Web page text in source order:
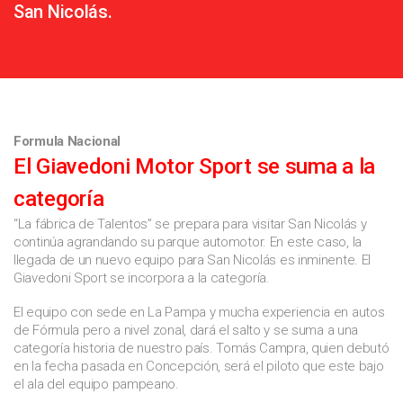
San Nicolás.
Formula Nacional
El Giavedoni Motor Sport se suma a la
categoría
“La fábrica de Talentos” se prepara para visitar San Nicolás y
continúa agrandando su parque automotor. En este caso, la
llegada de un nuevo equipo para San Nicolás es inminente. El
Giavedoni Sport se incorpora a la categoría.
El equipo con sede en La Pampa y mucha experiencia en autos
de Fórmula pero a nivel zonal, dará el salto y se suma a una
categoría historia de nuestro país. Tomás Campra, quien debutó
en la fecha pasada en Concepción, será el piloto que este bajo
el ala del equipo pampeano.